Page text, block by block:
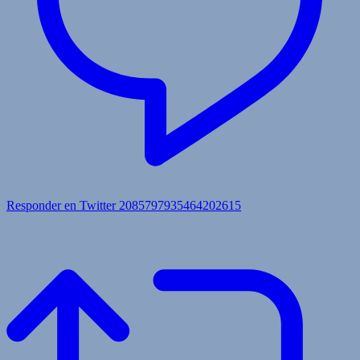
Responder en Twitter 2085797935464202615